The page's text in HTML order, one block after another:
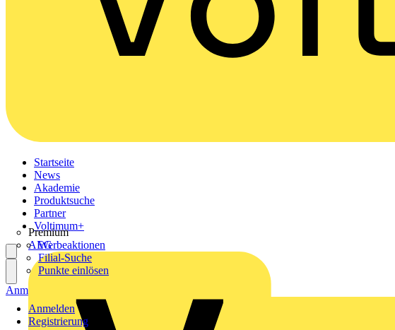
Startseite
News
Akademie
Produktsuche
Partner
Premium
AEG
Voltimum+
Werbeaktionen
Filial-Suche
Punkte einlösen
Anmelden
Registrierung
Anmelden